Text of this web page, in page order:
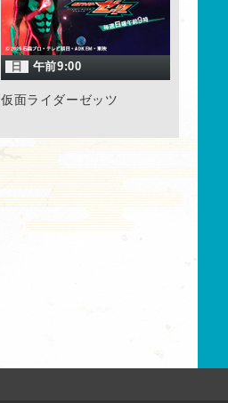
日 午前9:00
仮面ライダーゼッツ